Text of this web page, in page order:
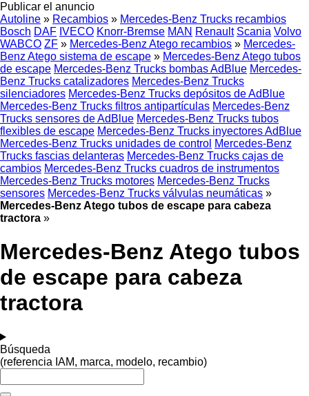
Publicar el anuncio
Autoline » Recambios » Mercedes-Benz Trucks recambios
Bosch DAF IVECO Knorr-Bremse MAN Renault Scania Volvo
WABCO ZF » Mercedes-Benz Atego recambios » Mercedes-
Benz Atego sistema de escape » Mercedes-Benz Atego tubos
de escape Mercedes-Benz Trucks bombas AdBlue Mercedes-
Benz Trucks catalizadores Mercedes-Benz Trucks
silenciadores Mercedes-Benz Trucks depósitos de AdBlue
Mercedes-Benz Trucks filtros antipartículas Mercedes-Benz
Trucks sensores de AdBlue Mercedes-Benz Trucks tubos
flexibles de escape Mercedes-Benz Trucks inyectores AdBlue
Mercedes-Benz Trucks unidades de control Mercedes-Benz
Trucks fascias delanteras Mercedes-Benz Trucks cajas de
cambios Mercedes-Benz Trucks cuadros de instrumentos
Mercedes-Benz Trucks motores Mercedes-Benz Trucks
sensores Mercedes-Benz Trucks válvulas neumáticas »
Mercedes-Benz Atego tubos de escape para cabeza
tractora »
Mercedes-Benz Atego tubos
de escape para cabeza
tractora
Búsqueda
(referencia IAM, marca, modelo, recambio)